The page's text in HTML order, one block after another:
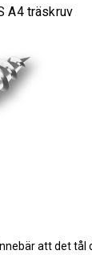
A4 träskruv
att det